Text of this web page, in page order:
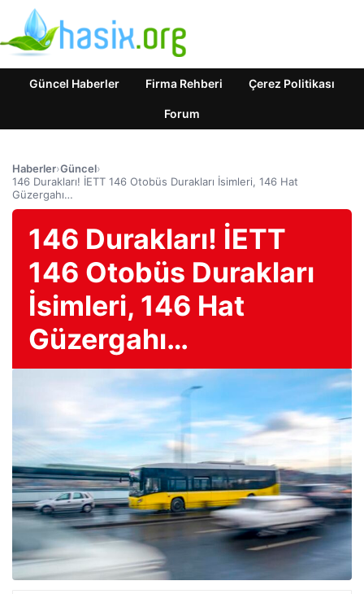
Güncel Haberler Firma Rehberi Çerez Politikası
Forum
Haberler›Güncel›
146 Durakları! İETT 146 Otobüs Durakları İsimleri, 146 Hat
Güzergahı…
146 Durakları! İETT
146 Otobüs Durakları
İsimleri, 146 Hat
Güzergahı…